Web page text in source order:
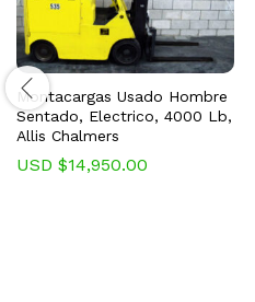
Montacargas Usado Hombre
Sentado, Electrico, 4000 Lb,
Allis Chalmers
USD $14,950.00